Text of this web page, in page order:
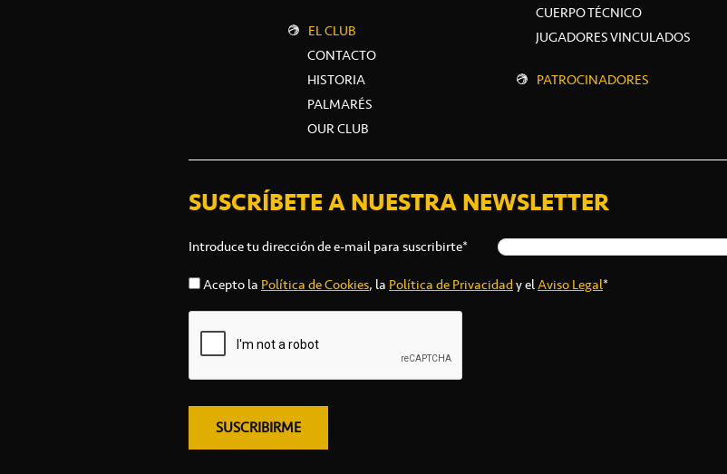
EL CLUB
CONTACTO
HISTORIA
PALMARÉS
OUR CLUB
CUERPO TÉCNICO
JUGADORES VINCULADOS
PATROCINADORES
SUSCRÍBETE A NUESTRA NEWSLETTER
Introduce tu dirección de e-mail para suscribirte*
Acepto la Política de Cookies, la Política de Privacidady elAviso Legal*